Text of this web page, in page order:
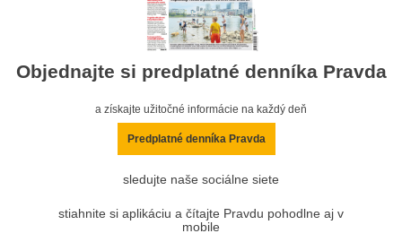
Objednajte si predplatné denníka Pravda
a získajte užitočné informácie na každý deň
Predplatné denníka Pravda
sledujte naše sociálne siete
stiahnite si aplikáciu a čítajte Pravdu pohodlne aj v
mobile